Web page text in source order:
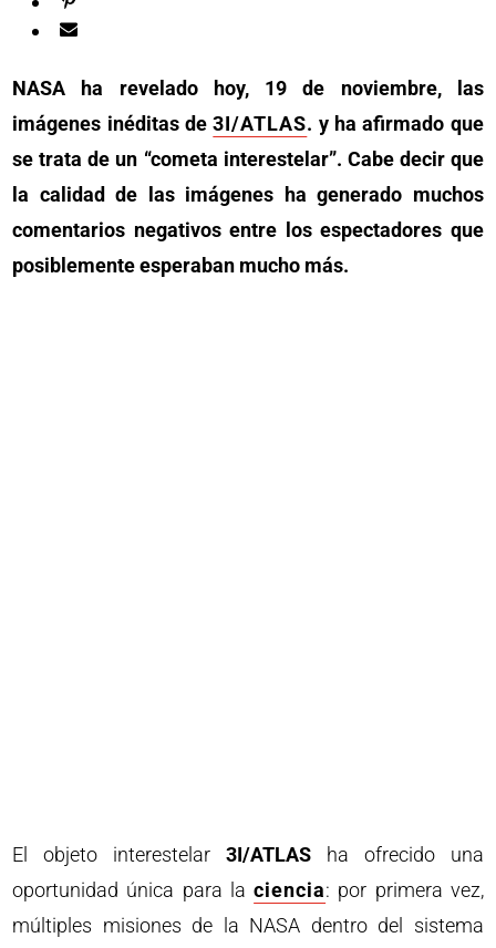
NASA ha revelado hoy, 19 de noviembre, las
imágenes inéditas de3I/ATLAS. y ha afirmado que
se trata de un “cometa interestelar”. Cabe decir que
la calidad de las imágenes ha generado muchos
comentarios negativos entre los espectadores que
posiblemente esperaban mucho más.
El objeto interestelar 3I/ATLAS ha ofrecido una
oportunidad única para laciencia: por primera vez,
múltiples misiones de la NASA dentro del sistema